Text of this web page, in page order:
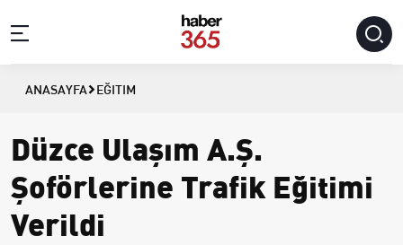
ANASAYFA EĞITIM
Düzce Ulaşım A.Ş.
Şoförlerine Trafik Eğitimi
Verildi